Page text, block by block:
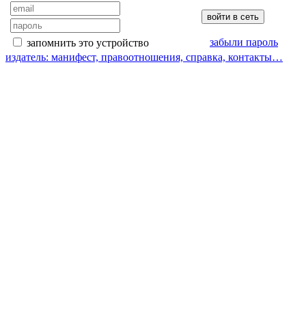
запомнить это устройство
забыли пароль
издатель: манифест, правоотношения, справка, контакты…